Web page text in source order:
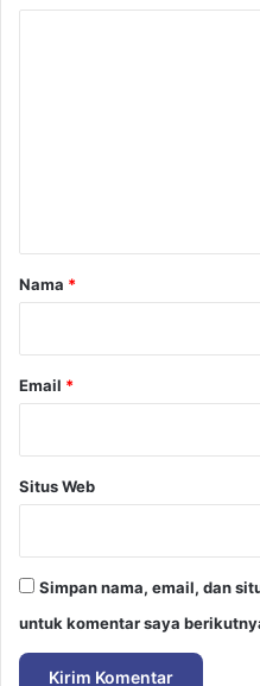
r
Nama *
Email *
Situs Web
Simpan nama, email, dan
untuk komentar saya